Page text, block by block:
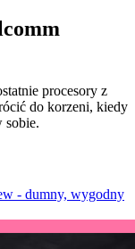
procesory z
do korzeni, kiedy
sobie.
- dumny, wygodny